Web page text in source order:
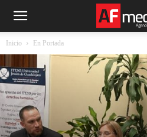
Inicio En Portada